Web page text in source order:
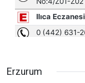
Erzurum